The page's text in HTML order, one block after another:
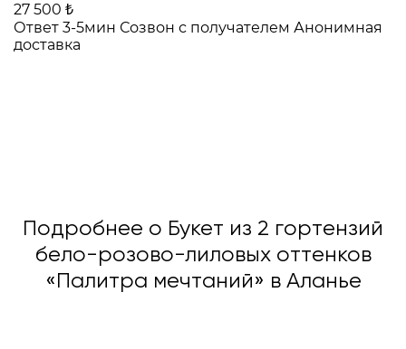
27 500 ₺
Ответ 3-5мин Созвон с получателем Анонимная
доставка
Подробнее о Букет из 2 гортензий
бело-розово-лиловых оттенков
«Палитра мечтаний» в Аланье